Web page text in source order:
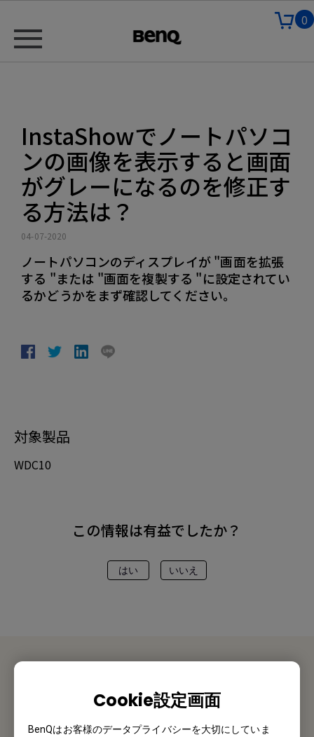
Cookie設定画面
BenQはお客様のデータプライバシーを大切にしていま
0
InstaShowでノートパソコ
ンの画像を表示すると画面
がグレーになるのを修正す
る方法は？
04-07-2020
ノートパソコンのディスプレイが "画面を拡張
する "または "画面を複製する "に設定されてい
るかどうかをまず確認してください。
対象製品
WDC10
この情報は有益でしたか？
はい いいえ